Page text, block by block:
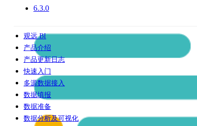
6.3.0
观远 BI
产品介绍
产品更新日志
快速入门
多源数据接入
数据填报
数据准备
数据分析及可视化